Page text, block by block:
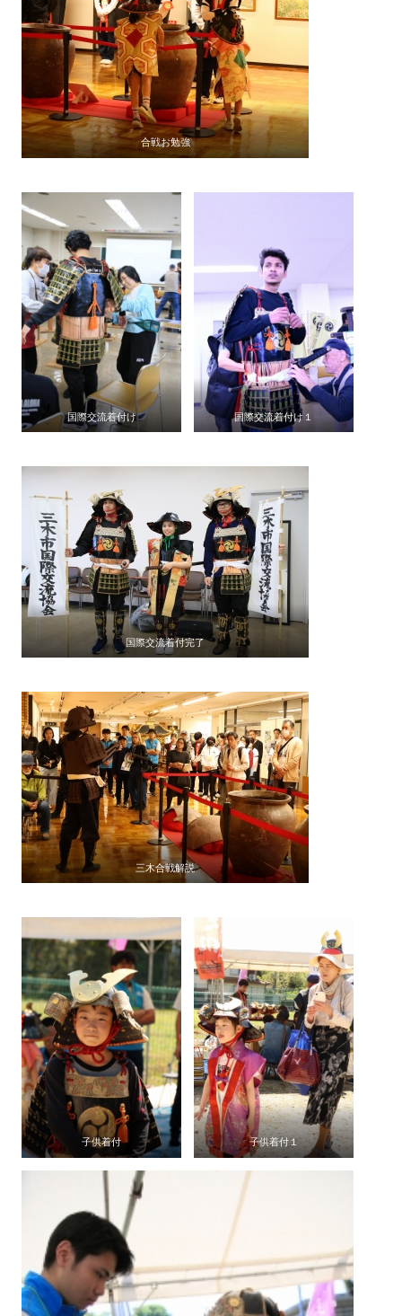
合戦お勉強
国際交流着付け 国際交流着付け１
国際交流着付完了
三木合戦解説
子供着付 子供着付１